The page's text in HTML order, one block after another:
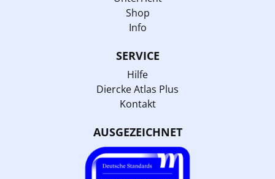
Shop
Info
SERVICE
Hilfe
Diercke Atlas Plus
Kontakt
AUSGEZEICHNET